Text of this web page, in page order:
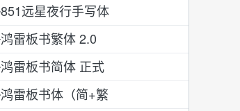
851远星夜行手写体
鸿雷板书繁体 2.0
鸿雷板书简体 正式
鸿雷板书体（简+繁